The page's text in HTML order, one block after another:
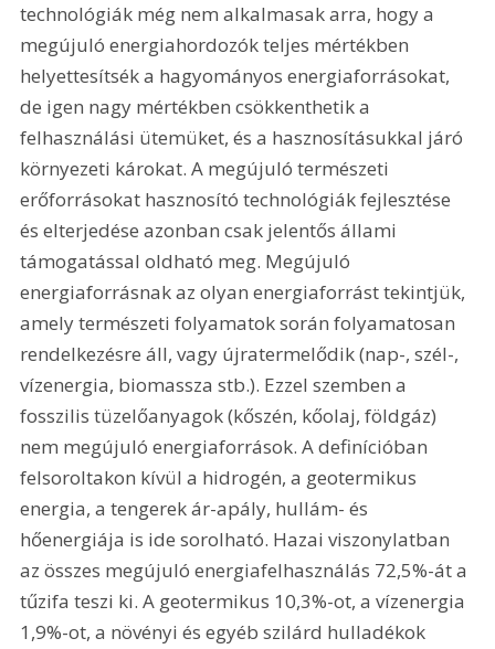
technológiák még nem alkalmasak arra, hogy a
megújuló energiahordozók teljes mértékben
helyettesítsék a hagyományos energiaforrásokat,
de igen nagy mértékben csökkenthetik a
felhasználási ütemüket, és a hasznosításukkal járó
környezeti károkat. A megújuló természeti
erőforrásokat hasznosító technológiák fejlesztése
és elterjedése azonban csak jelentős állami
támogatással oldható meg. Megújuló
energiaforrásnak az olyan energiaforrást tekintjük,
amely természeti folyamatok során folyamatosan
rendelkezésre áll, vagy újratermelődik (nap-, szél-,
vízenergia, biomassza stb.). Ezzel szemben a
fosszilis tüzelőanyagok (kőszén, kőolaj, földgáz)
nem megújuló energiaforrások. A definícióban
felsoroltakon kívül a hidrogén, a geotermikus
energia, a tengerek ár-apály, hullám- és
hőenergiája is ide sorolható. Hazai viszonylatban
az összes megújuló energiafelhasználás 72,5%-át a
tűzifa teszi ki. A geotermikus 10,3%-ot, a vízenergia
1,9%-ot, a növényi és egyéb szilárd hulladékok